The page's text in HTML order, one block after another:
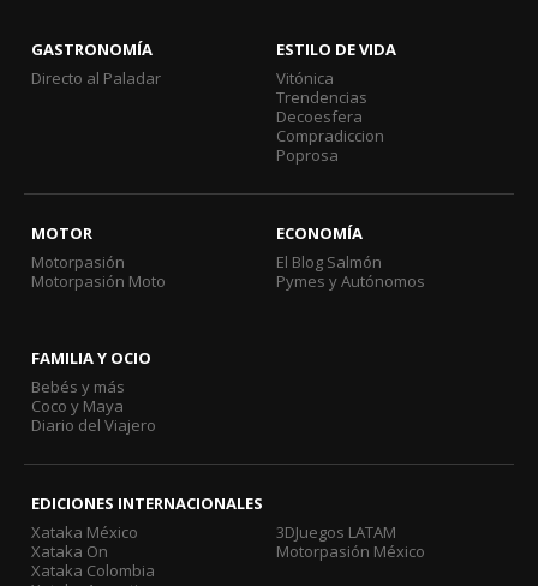
GASTRONOMÍA
Directo al Paladar
ESTILO DE VIDA
Vitónica
Trendencias
Decoesfera
Compradiccion
Poprosa
MOTOR
Motorpasión
Motorpasión Moto
ECONOMÍA
El Blog Salmón
Pymes y Autónomos
FAMILIA Y OCIO
Bebés y más
Coco y Maya
Diario del Viajero
EDICIONES INTERNACIONALES
Xataka México
Xataka On
Xataka Colombia
3DJuegos LATAM
Motorpasión México